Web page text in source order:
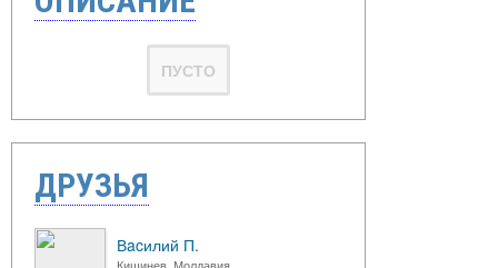
ПУСТО
ДРУЗЬЯ
Вacилий П.